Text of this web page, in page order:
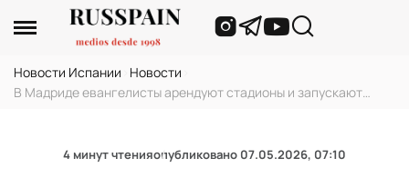
Новости Испании Новости
В Мадриде евангелисты арендуют стадионы и запускают
4 минут чтенияопубликовано 07.05.2026, 07:10